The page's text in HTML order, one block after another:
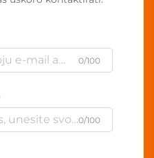
0/100
0/100